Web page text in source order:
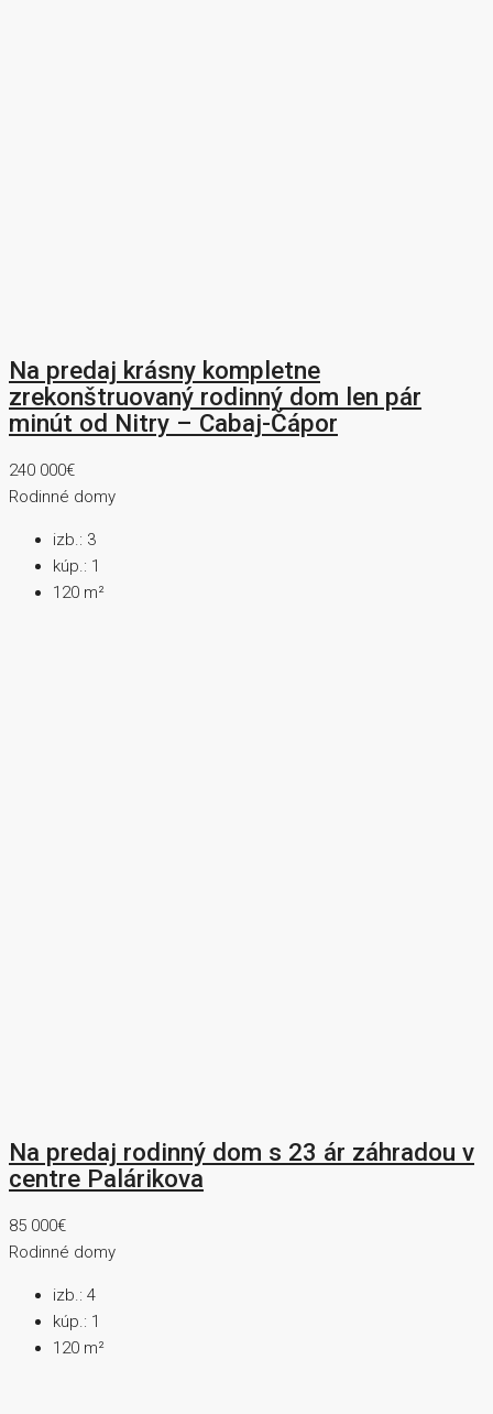
Na predaj krásny kompletne
zrekonštruovaný rodinný dom len pár
minút od Nitry – Cabaj-Čápor
240 000€
Rodinné domy
izb.: 3
kúp.: 1
120 m²
Na predaj rodinný dom s 23 ár záhradou v
centre Palárikova
85 000€
Rodinné domy
izb.: 4
kúp.: 1
120 m²